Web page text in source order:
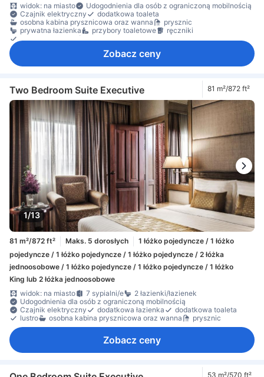
widok: na miasto
Udogodnienia dla osób z ograniczoną mobilnością
Czajnik elektryczny
dodatkowa toaleta
osobna kabina prysznicowa oraz wanna
prysznic
prywatna łazienka
przybory toaletowe
ręczniki
suszarka do włosów
Zobacz ceny
Two Bedroom Suite Executive 81 m²/872 ft²
1/13
81 m²/872 ft² Maks. 5 dorosłych
1 łóżko pojedyncze / 1 łóżko
pojedyncze / 1 łóżko pojedyncze / 1 łóżko pojedyncze / 2 łóżka
jednoosobowe / 1 łóżko pojedyncze / 1 łóżko pojedyncze / 1 łóżko
King lub 2 łóżka jednoosobowe
widok: na miasto
7 sypialni/e
2 łazienki/łazienek
Udogodnienia dla osób z ograniczoną mobilnością
Czajnik elektryczny
dodatkowa łazienka
dodatkowa toaleta
lustro
osobna kabina prysznicowa oraz wanna prysznic
Zobacz ceny
53 m²/570 ft²